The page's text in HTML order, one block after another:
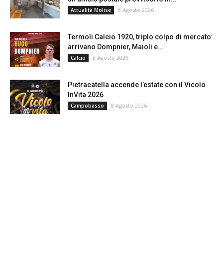
Attualità Molise 8 Agosto 2026
Termoli Calcio 1920, triplo colpo di mercato:
arrivano Dompnier, Maioli e...
Calcio 8 Agosto 2026
Pietracatella accende l’estate con il Vicolo
InVita 2026
Campobasso 8 Agosto 2026